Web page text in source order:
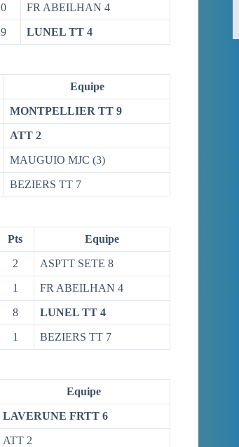
0 FR ABEILHAN 4
9
LUNEL TT 4
Equipe
MONTPELLIER TT 9
ATT 2
MAUGUIO MJC (3)
BEZIERS TT 7
Pts Equipe
2 ASPTT SETE 8
1 FR ABEILHAN 4
8 LUNEL TT 4
1
BEZIERS TT 7
Equipe
LAVERUNE FRTT 6
ATT 2